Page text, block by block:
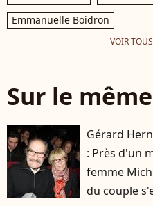
Emmanuelle Boidron
VOIR
Sur le
Gérard
: Près d'un
femme
du couple